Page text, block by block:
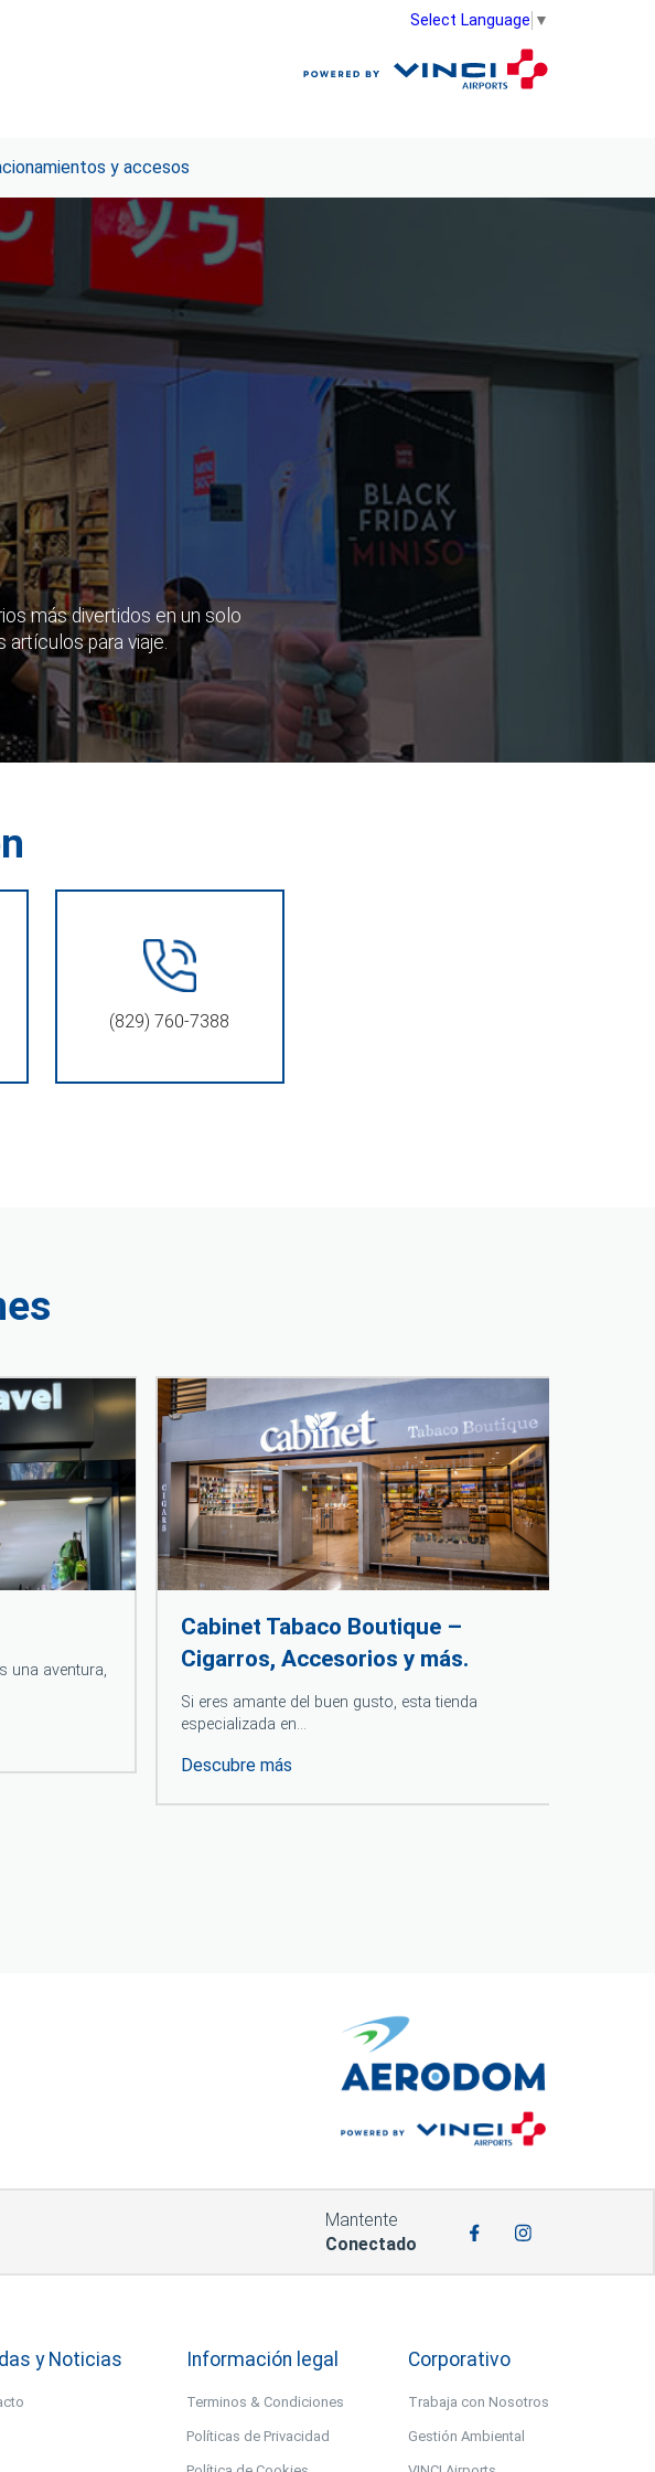
Select Language ▼
y accesos
más divertidos en un solo
para viaje.
(829) 760-7388
una aventura,
Cabinet Tabaco Boutique –
Cigarros, Accesorios y más.
Si eres amante del buen gusto, esta tienda
especializada en…
Descubre más
Mantente
Conectado
y Noticias Información legal
Terminos & Condiciones
Políticas de Privacidad
Corporativo
Trabaja con Nosotros
Gestión Ambiental